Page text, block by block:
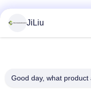
JiLiu
Good day, what